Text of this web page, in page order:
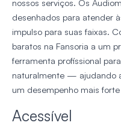
nossos serviços. Os
desenhados para atender
impulso para suas faixas.
baratos na Fansoria a um
ferramenta profissional
naturalmente — ajudando
um desempenho mais
Acessível